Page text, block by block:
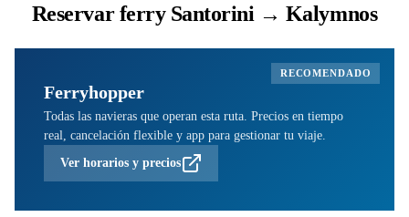
Reservar ferry Santorini → Kalymnos
RECOMENDADO
Ferryhopper
Todas las navieras que operan esta ruta. Precios en tiempo
real, cancelación flexible y app para gestionar tu viaje.
Ver horarios y precios